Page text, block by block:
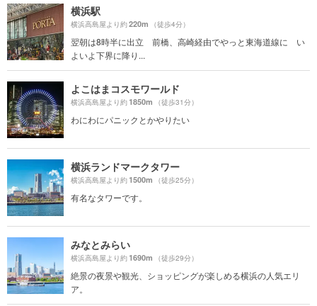
横浜駅
横浜高島屋より約220m （徒歩4分）
翌朝は8時半に出立 前橋、高崎経由でやっと東海道線に い
よいよ下界に降り...
よこはまコスモワールド
横浜高島屋より約1850m （徒歩31分）
わにわにパニックとかやりたい
横浜ランドマークタワー
横浜高島屋より約1500m （徒歩25分）
有名なタワーです。
みなとみらい
横浜高島屋より約1690m （徒歩29分）
絶景の夜景や観光、ショッピングが楽しめる横浜の人気エリ
ア。